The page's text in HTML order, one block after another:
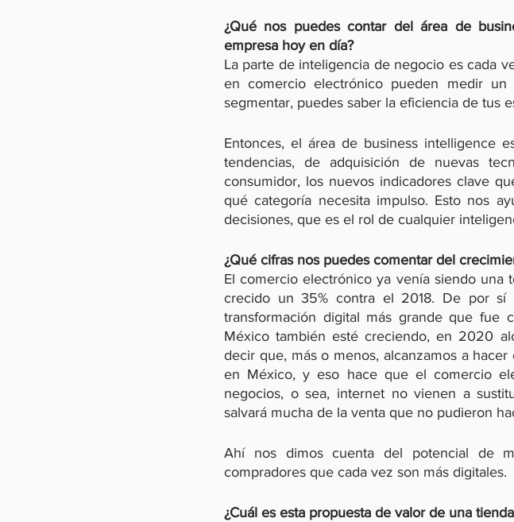
¿Qué nos puedes contar del área de
empresa hoy en día?
La parte de inteligencia de negocio es cada
en comercio electrónico pueden medir
Entonces, el área de business intelligence
tendencias, de adquisición de nuevas
consumidor, los nuevos indicadores clave
qué categoría necesita impulso. Esto nos
decisiones, que es el rol de cualquier
¿Qué cifras nos puedes comentar del
El comercio electrónico ya venía siendo
crecido un 35% contra el 2018. De por sí
transformación digital más grande que fue
México también esté creciendo, en 2020
decir que, más o menos, alcanzamos a
en México, y eso hace que el comercio
negocios, o sea, internet no vienen a
salvará mucha de la venta que no pudieron
Ahí nos dimos cuenta del potencial de
compradores que cada vez son más digitales.
¿Cuál es esta propuesta de valor de una